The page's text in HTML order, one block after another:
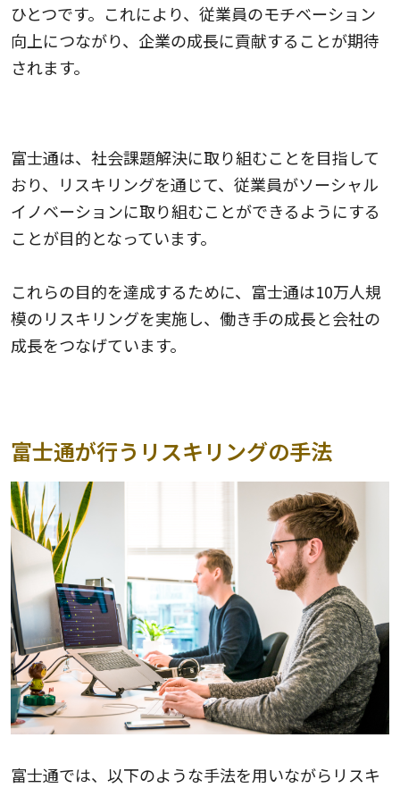
ひとつです。これにより、従業員のモチベーション
向上につながり、企業の成長に貢献することが期待
されます。
富士通は、社会課題解決に取り組むことを目指して
おり、リスキリングを通じて、従業員がソーシャル
イノベーションに取り組むことができるようにする
ことが目的となっています。
これらの目的を達成するために、富士通は10万人規
模のリスキリングを実施し、働き手の成長と会社の
成長をつなげています。
富士通が行うリスキリングの手法
富士通では、以下のような手法を用いながらリスキ